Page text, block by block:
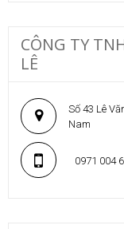
CÔNG TY
LÊ
Số 43 Lê
Nam
0971 004